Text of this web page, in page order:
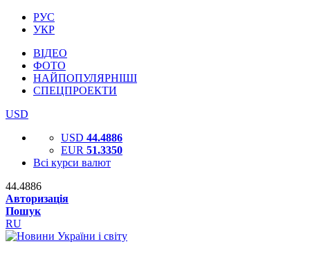
РУС
УКР
ВІДЕО
ФОТО
НАЙПОПУЛЯРНІШІ
СПЕЦПРОЕКТИ
USD
USD 44.4886
EUR 51.3350
Всі курси валют
44.4886
Авторизація
Пошук
RU